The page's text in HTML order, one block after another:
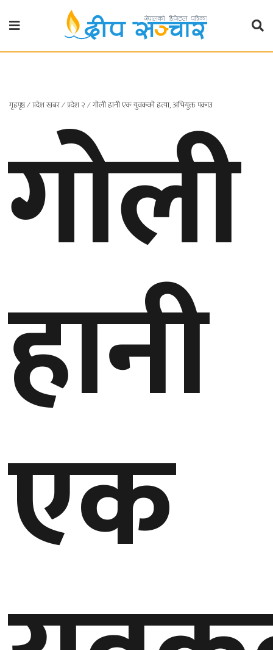
गृहपृष्ठ
प्रदेश
प्रदेश
२
प्रदेश
५
कर्णाली
प्रदेश
सुदूरपश्चिम
मनाेरञ्जन
कला/
गृहपृष्ठ∕प्रदेश खबर∕प्रदेश २∕गोली हानी एक युवकको हत्या, अभियुक्त पक्राउ
गोली
हानी
एक